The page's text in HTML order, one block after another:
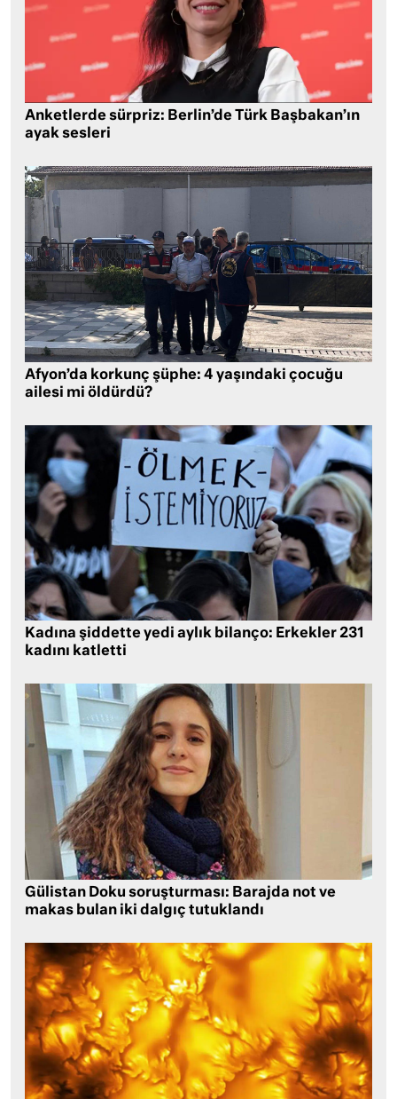
Anketlerde sürpriz: Berlin’de Türk Başbakan’ın
ayak sesleri
Afyon’da korkunç şüphe: 4 yaşındaki çocuğu
ailesi mi öldürdü?
Kadına şiddette yedi aylık bilanço: Erkekler 231
kadını katletti
Gülistan Doku soruşturması: Barajda not ve
makas bulan iki dalgıç tutuklandı